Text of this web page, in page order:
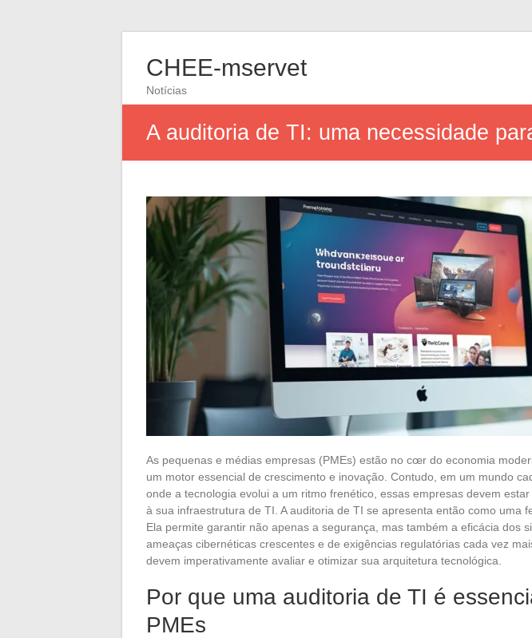
CHEE-mservet
Notícias
A auditoria de TI: uma necessidade
As pequenas e médias empresas (PMEs) estão no cœr do economia
um motor essencial de crescimento e inovação. Contudo, em um mundo
onde a tecnologia evolui a um ritmo frenético, essas empresas devem
à sua infraestrutura de TI. A auditoria de TI se apresenta então como uma
Ela permite garantir não apenas a segurança, mas também a eficácia dos
ameaças cibernéticas crescentes e de exigências regulatórias cada vez
devem imperativamente avaliar e otimizar sua arquitetura tecnológica.
Por que uma auditoria de TI é
PMEs